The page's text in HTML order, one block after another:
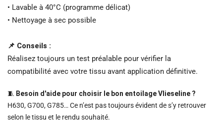
• Lavable à 40°C (programme délicat)
• Nettoyage à sec possible
📌 Conseils :
Réalisez toujours un test préalable pour vérifier la
compatibilité avec votre tissu avant application définitive.
🧵 Besoin d'aide pour choisir le bon entoilage Vlieseline ?
H630, G700, G785… Ce n’est pas toujours évident de s’y retrouver
selon le tissu et le rendu souhaité.